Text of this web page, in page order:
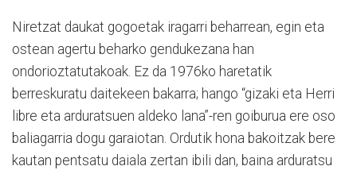
Niretzat daukat gogoetak iragarri beharrean, egin eta
ostean agertu beharko gendukezana han
ondorioztatutakoak. Ez da 1976ko haretatik
berreskuratu daitekeen bakarra; hango “gizaki eta Herri
libre eta arduratsuen aldeko lana”-ren goiburua ere oso
baliagarria dogu garaiotan. Ordutik hona bakoitzak bere
kautan pentsatu daiala zertan ibili dan, baina arduratsu